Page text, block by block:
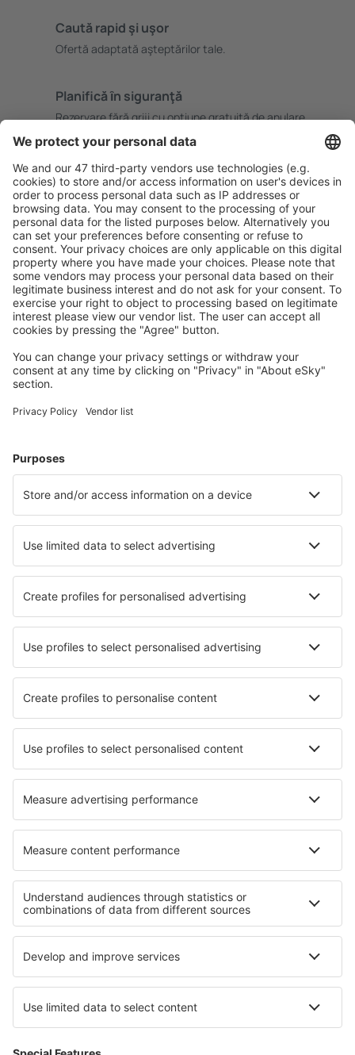
Caută rapid şi uşor
Ofertă adaptată aşteptărilor tale.
Planifică ȋn siguranţă
Rezervare fără griji cu opțiune gratuită de anulare.
Economiseşte mai mult
Prețuri atractive și oferte speciale pentru utilizatorii
conectați.
Cazarea preferată
Alege din peste 1,3 mil. de opţiuni: hoteluri, cabane,
apartamente și altele.
Cele mai căutate cazări de către utilizatorii eSky
Cazare în Statele Unite ale Americii - Orașe populare
Cazare în Panama City Beach
Cazare în Beaufort Cazare în Eureka Springs
Cazare în Breckenridge Cazare în Albuquerque
Cele mai bune locuri de cazare - orașe
Cazare în Riverside Cazare în Wassertrudingen
Cazare în Lennestadt Cazare în Neuhausen
Cazare în Braine-le-Chateau
Cazare în Zonguldak Cazare în Luçay-le-Mâle
Cazare în Bykle
Cele mai bune locuri de cazare - regiuni
Cazare in Lake Nacimiento Cazare Crater Lake
Cazare in Indiana Dunes National Lakeshore
Cazare in Delaware Beaches Cazare in Maryland
Cazare în Michoacan Cazare în Oberstdorf
Cazare în St. Moritz Cazare in Cieszyn Silesia